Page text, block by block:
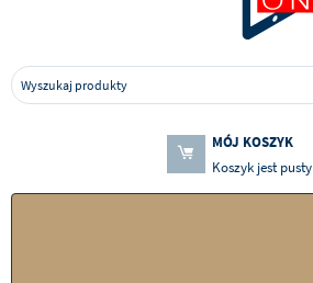
MÓJ KOSZYK
Koszyk jest pusty